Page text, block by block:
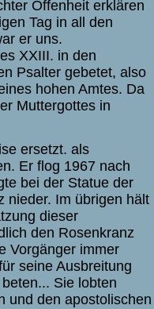
Offenheit erklären
Tag in all den
er uns.
XXIII. in den
Psalter gebetet, also
hohen Amtes. Da
Muttergottes in
ersetzt. als
Er flog 1967 nach
bei der Statue der
nieder. Im übrigen hält
dieser
den Rosenkranz
Vorgänger immer
seine Ausbreitung
Sie lobten
und den apostolischen